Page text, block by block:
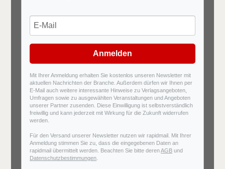
Anmelden
Mit Ihrer Anmeldung erhalten Sie kostenlos unseren Newsletter mit
aktuellen Nachrichten der Branche. Außerdem dürfen wir Ihnen per
E-Mail auch weitere interessante Hinweise zu Verlagsangeboten,
Umfragen sowie zu ausgewählten Veranstaltungen und Angeboten
unserer Partner zusenden. Diese Einwilligung ist selbstverständlich
freiwillig und kann jederzeit mit Wirkung für die Zukunft widerrufen
werden.
Für den Versand unserer Newsletter nutzen wir rapidmail. Mit Ihrer
Anmeldung stimmen Sie zu, dass die eingegebenen Daten an
rapidmail übermittelt werden. Beachten Sie bitte derenAGB und
Datenschutzbestimmungen